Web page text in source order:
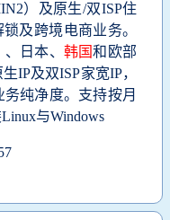
）及原生/双ISP住
及跨境电商业务。
日本、 韩国和欧部
IP及双ISP家宽IP，
纯净度。支持按月
与Windows